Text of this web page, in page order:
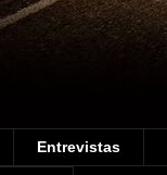
Entrevistas